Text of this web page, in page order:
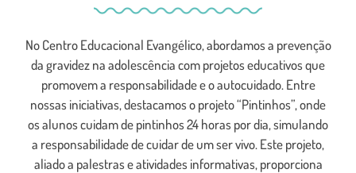
No Centro Educacional Evangélico, abordamos a prevenção
da gravidez na adolescência com projetos educativos que
promovem a responsabilidade e o autocuidado. Entre
nossas iniciativas, destacamos o projeto “Pintinhos”, onde
os alunos cuidam de pintinhos 24 horas por dia, simulando
a responsabilidade de cuidar de um ser vivo. Este projeto,
aliado a palestras e atividades informativas, proporciona